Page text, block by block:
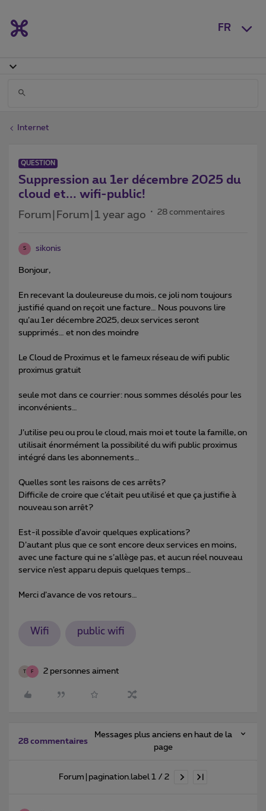
FR
Internet
QUESTION
Suppression au 1er décembre 2025 du
cloud et... wifi-public!
Forum|Forum|1 year ago 28 commentaires
S sikonis
Bonjour,
En recevant la douleureuse du mois, ce joli nom toujours
justifié quand on reçoit une facture… Nous pouvons lire
qu’au 1er décembre 2025, deux services seront
supprimés… et non des moindre
Le Cloud de Proximus et le fameux réseau de wifi public
proximus gratuit
seule mot dans ce courrier: nous sommes désolés pour les
inconvénients…
J’utilise peu ou prou le cloud, mais moi et toute la famille, on
utilisait énormément la possibilité du wifi public proximus
intégré dans les abonnements…
Quelles sont les raisons de ces arrêts?
Difficile de croire que c’était peu utilisé et que ça justifie à
nouveau son arrêt?
Est-il possible d’avoir quelques explications?
D’autant plus que ce sont encore deux services en moins,
avec une facture qui ne s’allège pas, et aucun réel nouveau
service n’est apparu depuis quelques temps…
Merci d’avance de vos retours…
Wifi public wifi
T F 2 personnes aiment
28 commentaires
Messages plus anciens en haut de la
page
Forum|pagination.label 1 / 2